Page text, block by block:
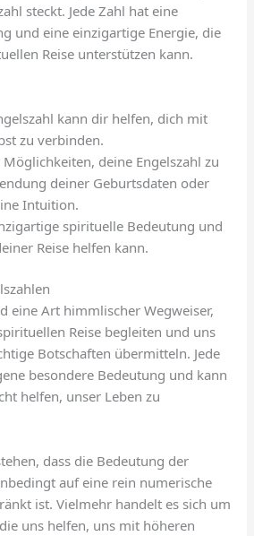
steckt. Jede Zahl hat eine
und eine einzigartige Energie, die
Reise unterstützen kann.
kann dir helfen, dich mit
zu verbinden.
deine Engelszahl zu
deiner Geburtsdaten oder
Intuition.
spirituelle Bedeutung und
Reise helfen kann.
eine Art himmlischer Wegweiser,
Reise begleiten und uns
Botschaften übermitteln. Jede
besondere Bedeutung und kann
helfen, unser Leben zu
dass die Bedeutung der
auf eine rein numerische
ist. Vielmehr handelt es sich um
uns helfen, uns mit höheren